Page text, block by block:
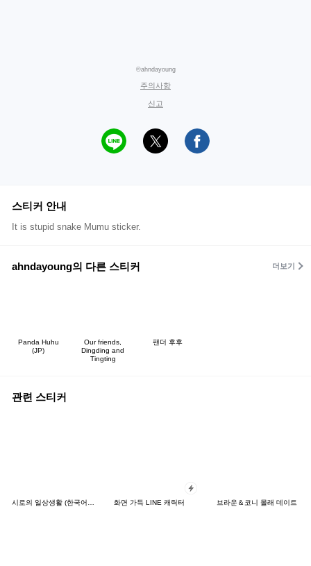
©ahndayoung
주의사항
신고
스티커 안내
It is stupid snake Mumu sticker.
ahndayoung의 다른 스티커 더보기
Panda Huhu
(JP)
Our friends,
Dingding and
Tingting
팬더 후후
관련 스티커
시로의 일상생활 (한국어&일본어) 화면 가득 LINE 캐릭터 브라운＆코니 몰래 데이트